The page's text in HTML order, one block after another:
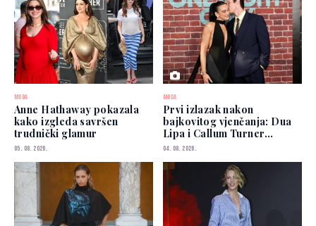
MODA
Anne Hathaway pokazala
kako izgleda savršen
trudnički glamur
05. 08. 2026.
MODA
Prvi izlazak nakon
bajkovitog vjenčanja: Dua
Lipa i Callum Turner
zablistali u New Yorku
04. 08. 2026.